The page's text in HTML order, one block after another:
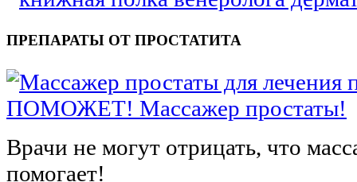
ПРЕПАРАТЫ ОТ ПРОСТАТИТА
ПОМОЖЕТ! Массажер простаты!
Врачи не могут отрицать, что
помогает!